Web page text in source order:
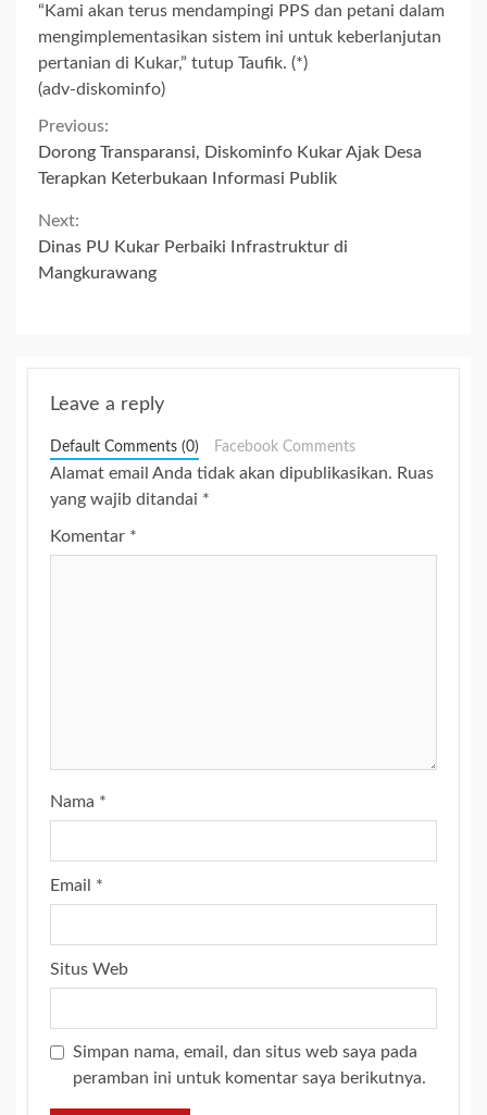
“Kami akan terus mendampingi PPS dan petani dalam
mengimplementasikan sistem ini untuk keberlanjutan
pertanian di Kukar,” tutup Taufik. (*)
(adv-diskominfo)
Continue
Reading
Previous:
Dorong Transparansi, Diskominfo Kukar Ajak Desa
Terapkan Keterbukaan Informasi Publik
Next:
Dinas PU Kukar Perbaiki Infrastruktur di
Mangkurawang
Leave a reply
Default Comments (0) Facebook Comments
Alamat email Anda tidak akan dipublikasikan. Ruas
yang wajib ditandai *
Komentar *
Nama *
Email *
Situs Web
Simpan nama, email, dan situs web saya pada
peramban ini untuk komentar saya berikutnya.